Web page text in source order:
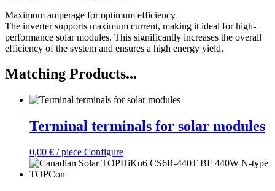
Maximum amperage for optimum efficiency
The inverter supports maximum current, making it ideal for high-
performance solar modules. This significantly increases the overall
efficiency of the system and ensures a high energy yield.
Matching Products...
Terminal terminals for solar modules
0,00 € / piece Configure